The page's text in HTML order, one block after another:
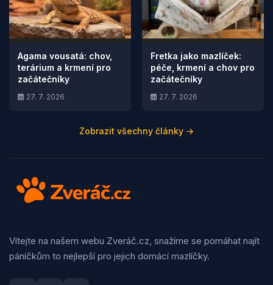
Agama vousatá: chov,
terárium a krmení pro
začátečníky
27. 7. 2026
Fretka jako mazlíček:
péče, krmení a chov pro
začátečníky
27. 7. 2026
Zobrazit všechny články →
Vítejte na našem webu Zveráč.cz, snažíme se pomáhat najít
páníčkům to nejlepší pro jejich domácí mazlíčky.